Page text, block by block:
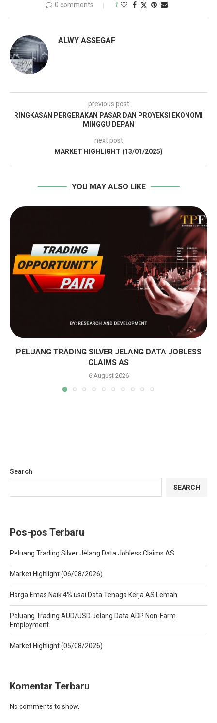
0 comments 1
ALWY ASSEGAF
previous post
RINGKASAN PERGERAKAN PASAR DAN PROYEKSI EKONOMI
MINGGU DEPAN
next post
MARKET HIGHLIGHT (13/01/2025)
YOU MAY ALSO LIKE
PELUANG TRADING SILVER JELANG DATA JOBLESS
CLAIMS AS
6 August 2026
Search
SEARCH
Pos-pos Terbaru
Peluang Trading Silver Jelang Data Jobless Claims AS
Market Highlight (06/08/2026)
Harga Emas Naik 4% usai Data Tenaga Kerja AS Lemah
Peluang Trading AUD/USD Jelang Data ADP Non-Farm
Employment
Market Highlight (05/08/2026)
Komentar Terbaru
No comments to show.